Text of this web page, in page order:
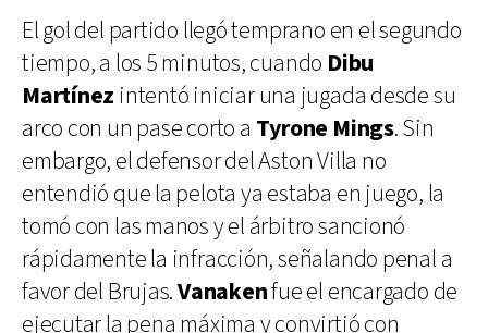
El gol del partido llegó temprano en el segundo
tiempo, a los 5 minutos, cuando Dibu
Martínez intentó iniciar una jugada desde su
arco con un pase corto a Tyrone Mings. Sin
embargo, el defensor del Aston Villa no
entendió que la pelota ya estaba en juego, la
tomó con las manos y el árbitro sancionó
rápidamente la infracción, señalando penal a
favor del Brujas.Vanakenfue el encargado de
ejecutar la pena máxima y convirtió con